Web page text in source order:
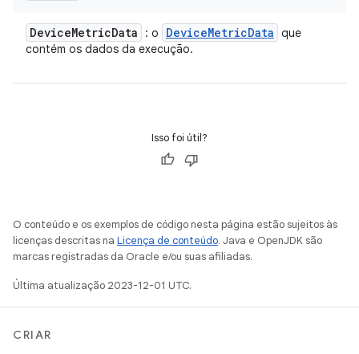
DeviceMetricData : o DeviceMetricData que
contém os dados da execução.
Isso foi útil?
O conteúdo e os exemplos de código nesta página estão sujeitos às
licenças descritas na Licença de conteúdo. Java e OpenJDK são
marcas registradas da Oracle e/ou suas afiliadas.
Última atualização 2023-12-01 UTC.
CRIAR